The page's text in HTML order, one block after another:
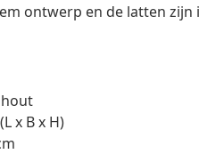
ontwerp en de latten zijn
x B x H)